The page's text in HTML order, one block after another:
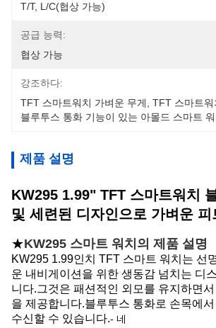
T/T, L/C(협상 가능)
공급 능력:
협상 가능
강조하다:
TFT 스마트워치 가벼운 무게
TFT 스마트
블루투스 통화 기능이 있는 아몰드 스마트 워
제품 설명
KW295 1.99" TFT 스마트워치
및 세련된 디자인으로 가벼운 피
★KW295 스마트 워치의 제품 설명
KW295 1.99인치 TFT 스마트 워치는 선
운 내비게이션을 위한 생동감 넘치는 디
니다.그것은 패션적인 외모를 유지하면
을 제공합니다.블루투스 통화로 손목에
수신할 수 있습니다.- 네